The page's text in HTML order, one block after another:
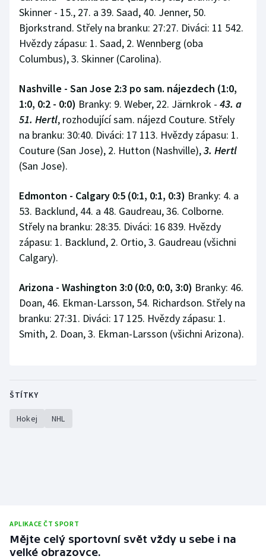
Skinner - 15., 27. a 39. Saad, 40. Jenner, 50.
Bjorkstrand. Střely na branku: 27:27. Diváci: 11 542.
Hvězdy zápasu: 1. Saad, 2. Wennberg (oba
Columbus), 3. Skinner (Carolina).
Nashville - San Jose 2:3 po sam. nájezdech (1:0,
1:0, 0:2 - 0:0) Branky: 9. Weber, 22. Järnkrok - 43. a
51. Hertl, rozhodující sam. nájezd Couture. Střely
na branku: 30:40. Diváci: 17 113. Hvězdy zápasu: 1.
Couture (San Jose), 2. Hutton (Nashville),3. Hertl
(San Jose).
Edmonton - Calgary 0:5 (0:1, 0:1, 0:3) Branky: 4. a
53. Backlund, 44. a 48. Gaudreau, 36. Colborne.
Střely na branku: 28:35. Diváci: 16 839. Hvězdy
zápasu: 1. Backlund, 2. Ortio, 3. Gaudreau (všichni
Calgary).
Arizona - Washington 3:0 (0:0, 0:0, 3:0) Branky: 46.
Doan, 46. Ekman-Larsson, 54. Richardson. Střely na
branku: 27:31. Diváci: 17 125. Hvězdy zápasu: 1.
Smith, 2. Doan, 3. Ekman-Larsson (všichni Arizona).
ŠTÍTKY
Hokej NHL
APLIKACE ČT SPORT
Mějte celý sportovní svět vždy u sebe i na
velké obrazovce.